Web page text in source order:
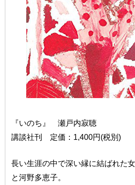
『いのち』 瀬戸内寂聴
講談社刊 定価：1,400円(税別)
長い生涯の中で深い縁に結ばれた
と河野多恵子。